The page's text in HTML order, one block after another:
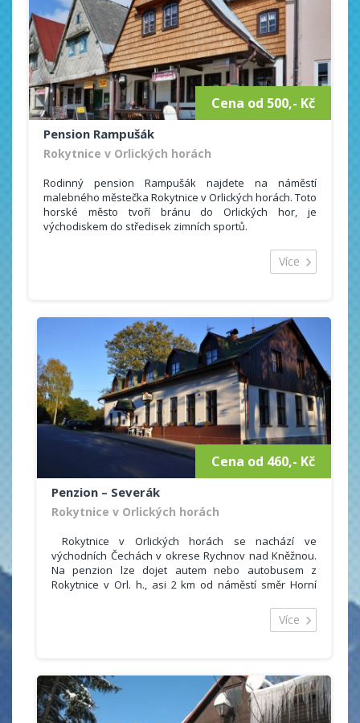
Cena od 500,- Kč
Pension Rampušák
Rokytnice v Orlických horách
Rodinný pension Rampušák najdete na náměstí
malebného městečka Rokytnice v Orlických horách. Toto
horské město tvoří bránu do Orlických hor, je
východiskem do středisek zimních sportů.
Nabízíme ubytování v jedenácti 2-,3- a 4-lůžkových
pokojích s vlastním sociálním zařízením a TV. Součástí
a to i méně zdatným sportovcům bez vlastního
sportovního vybavení - 100 m od pensionu je k dispozici
půjčovna lyží (běžeckých i sjezdových).
Více
Cena od 460,- Kč
Penzion – Severák
Rokytnice v Orlických horách
Rokytnice v Orlických horách se nachází ve
východních Čechách v okrese Rychnov nad Kněžnou.
Na penzion lze dojet autem nebo autobusem z
Rokytnice v Orl. h., asi 2 km od náměstí směr Horní
Rodinný penzion nabízí ubytování s celoročním
provozem. Ubytování je vhodné pro páry, rodiny s
zařízením (uyvdlo, WC, sprchový kout). Příjemné
posezení s přáteli na mansardě s balkonem.
Parkování přímo u ubjektu, dobrá dostupnost i v zimě.
Více